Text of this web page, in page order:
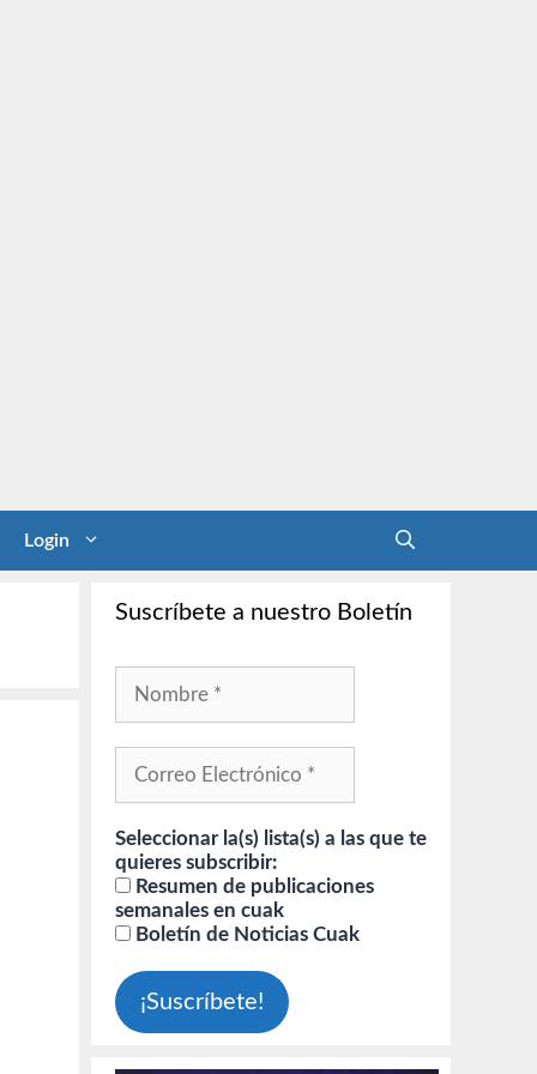
Login
Suscríbete a nuestro Boletín
Seleccionar la(s) lista(s) a las que te
quieres subscribir:
Resumen de publicaciones
semanales en cuak
Boletín de Noticias Cuak